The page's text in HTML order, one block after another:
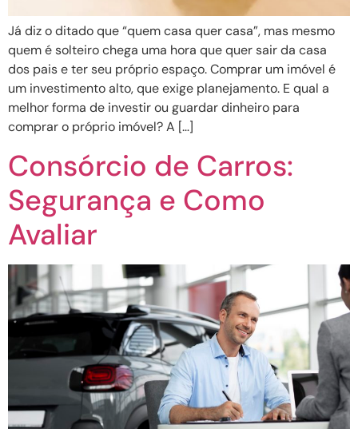
Já diz o ditado que “quem casa quer casa”, mas mesmo
quem é solteiro chega uma hora que quer sair da casa
dos pais e ter seu próprio espaço. Comprar um imóvel é
um investimento alto, que exige planejamento. E qual a
melhor forma de investir ou guardar dinheiro para
comprar o próprio imóvel? A […]
Consórcio de Carros:
Segurança e Como
Avaliar